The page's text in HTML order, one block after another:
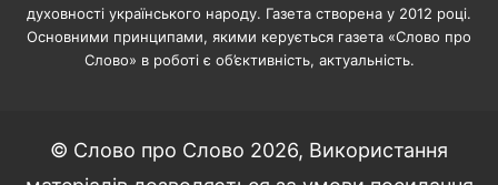
духовності українського народу. Газета створена у 2012 році.
Основними принципами, якими керується газета «Слово про
Слово» в роботі є об’єктивність, актуальність.
© Слово про Слово 2026, Використання